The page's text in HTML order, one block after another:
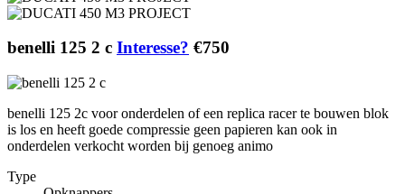
benelli 125 2 c Interesse? €750
benelli 125 2c voor onderdelen of een replica racer te bouwen blok
is los en heeft goede compressie geen papieren kan ook in
onderdelen verkocht worden bij genoeg animo
Type